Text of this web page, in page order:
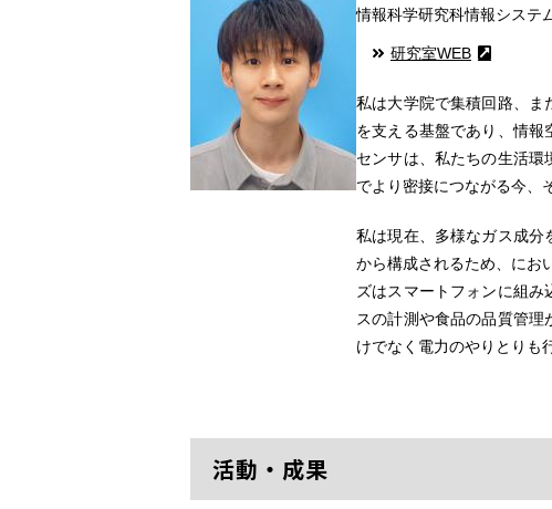
情報科学研究科情報システ
研究室WEB
私は大学院で集積回路、ま
を支える基盤であり、情
センサは、私たちの生活環
でより密接につながる今、
私は現在、多様なガス成分
から構成されるため、にお
ズはスマートフォンに組
スの計測や食品の品質管
けでなく電力のやりとりも
活動・成果